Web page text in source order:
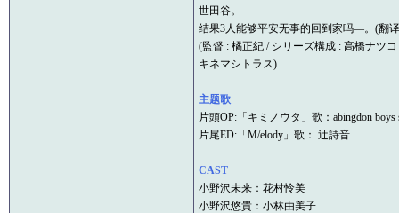
世田谷。
结果3人能够平安无事的回到家吗—。(翻
(監督 : 橘正紀 / シリーズ構成 : 高橋ナツ
キネマシトラス)
主题歌
片頭OP:「キミノウタ」歌：abingdon boys
片尾ED:「M/elody」歌： 辻詩音
CAST
小野沢未来：花村怜美
小野沢悠貴：小林由美子